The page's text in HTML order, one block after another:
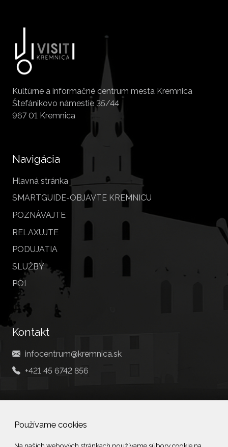
Používame cookies
Kultúrne a informačné centrum mesta Kremnica
Štefánikovo námestie 35/44
967 01 Kremnica
Navigácia
Hlavná stránka
SMARTGUIDE-OBJAVTE KREMNICU
POZNÁVAJTE
RELAXUJTE
PODUJATIA
SLUŽBY
POI
Kontakt
infocentrum@kremnica.sk
+421 45 6742 856
Social
Facebook